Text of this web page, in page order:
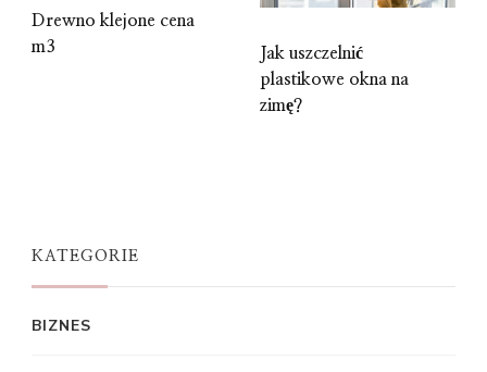
Drewno klejone cena
m3
Jak uszczelnić
plastikowe okna na
zimę?
KATEGORIE
BIZNES